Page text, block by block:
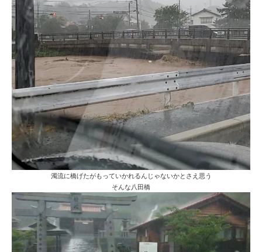
濁流に橋げたがもっていかれるんじゃないかとさえ思う
そんな八田橋